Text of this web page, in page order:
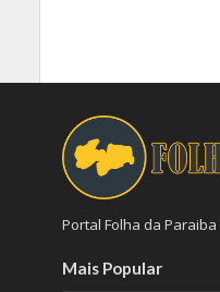
Portal Folha da
Mais Popular